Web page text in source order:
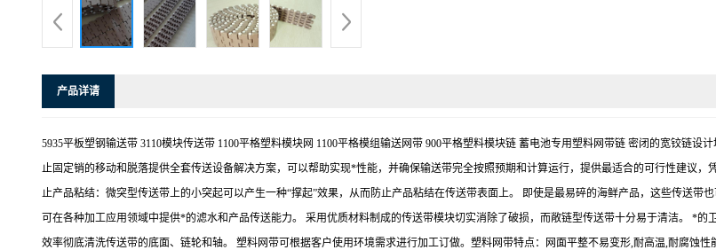
产品详请
5935平板塑钢输送带 3110模块传送带 1100平格塑料模块网 1100平格模组输送网带 900平格塑料模块链 蓄电池专用塑料网带链 密闭的宽铰链
止固定销的移动和脱落提供全套传送设备解决方案，可以帮助实现*性能，并确保输送带完全按照预期和计算运行，提供最适合的可行性建议
止产品粘结：微突型传送带上的小突起可以产生一种“撑起”效果，从而防止产品粘结在传送带表面上。 即使是最易碎的海鲜产品，这些传送带
可在各种加工应用领域中提供*的滤水和产品传送能力。 采用优质材料制成的传送带模块切实消除了破损，而敞链型传送带十分易于清洁。 *
效率彻底清洗传送带的底面、链轮和轴。 塑料网带可根据客户使用环境需求进行加工订做。塑料网带特点：网面平整不易变形,耐高温,耐腐蚀